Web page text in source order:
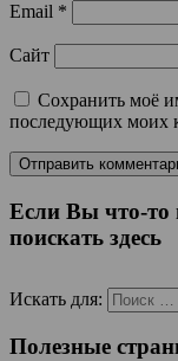
Email *
Сайт
Сохранить моё
последующих моих
Если Вы что-то
поискать здесь
Искать для:
Полезные